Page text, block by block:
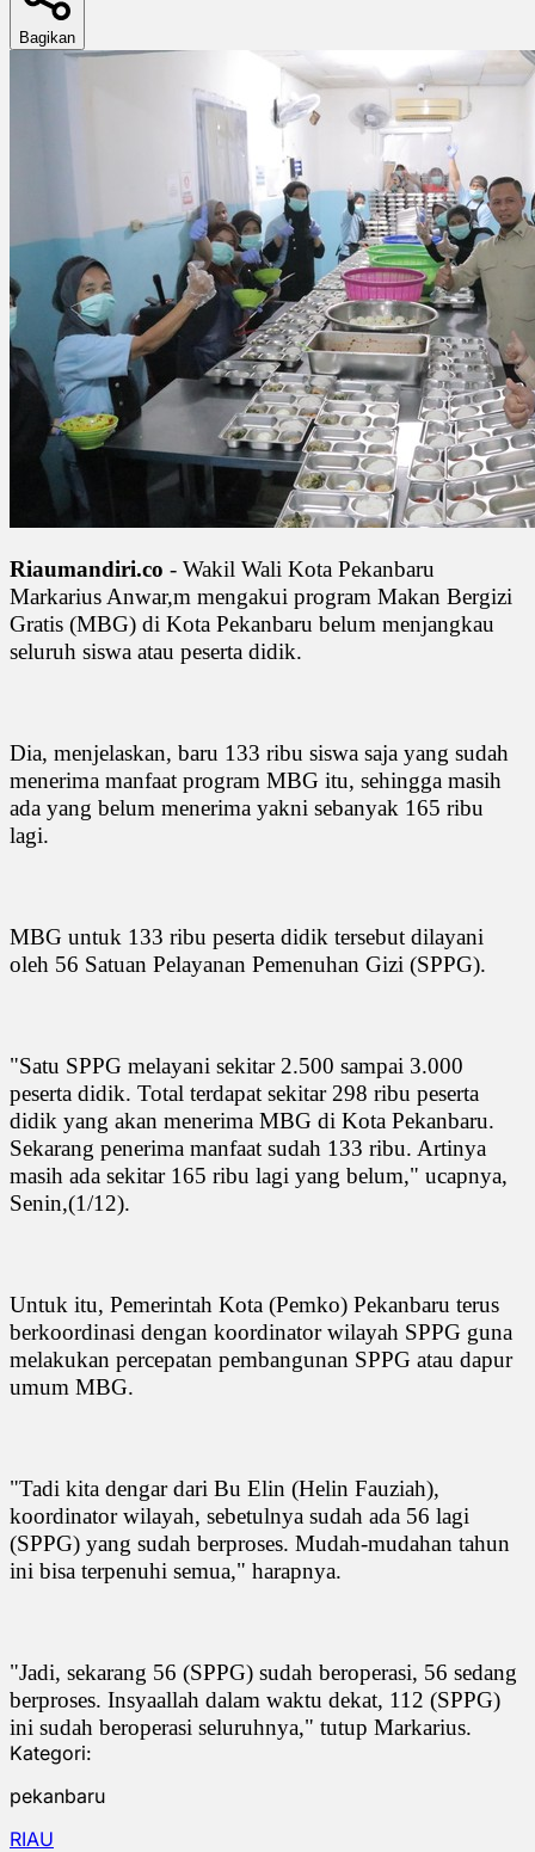
Bagikan
Riaumandiri.co - Wakil Wali Kota Pekanbaru
Markarius Anwar,m mengakui program Makan Bergizi
Gratis (MBG) di Kota Pekanbaru belum menjangkau
seluruh siswa atau peserta didik.
Dia, menjelaskan, baru 133 ribu siswa saja yang sudah
menerima manfaat program MBG itu, sehingga masih
ada yang belum menerima yakni sebanyak 165 ribu
lagi.
MBG untuk 133 ribu peserta didik tersebut dilayani
oleh 56 Satuan Pelayanan Pemenuhan Gizi (SPPG).
"Satu SPPG melayani sekitar 2.500 sampai 3.000
peserta didik. Total terdapat sekitar 298 ribu peserta
didik yang akan menerima MBG di Kota Pekanbaru.
Sekarang penerima manfaat sudah 133 ribu. Artinya
masih ada sekitar 165 ribu lagi yang belum," ucapnya,
Senin,(1/12).
Untuk itu, Pemerintah Kota (Pemko) Pekanbaru terus
berkoordinasi dengan koordinator wilayah SPPG guna
melakukan percepatan pembangunan SPPG atau dapur
umum MBG.
"Tadi kita dengar dari Bu Elin (Helin Fauziah),
koordinator wilayah, sebetulnya sudah ada 56 lagi
(SPPG) yang sudah berproses. Mudah-mudahan tahun
ini bisa terpenuhi semua," harapnya.
"Jadi, sekarang 56 (SPPG) sudah beroperasi, 56 sedang
berproses. Insyaallah dalam waktu dekat, 112 (SPPG)
ini sudah beroperasi seluruhnya," tutup Markarius.
Kategori:
pekanbaru
RIAU